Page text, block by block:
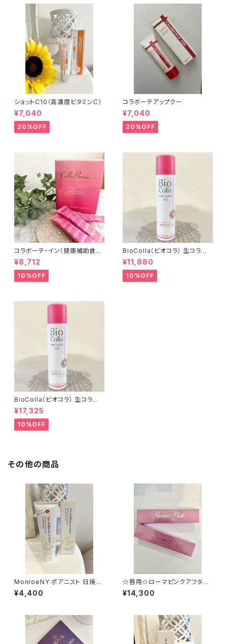
ショットC10（高濃度ビタミンC）
¥7,040
20%OFF
コラボーテアップクー
¥7,040
20%OFF
コラボーテ・イン（健康補助食
品・サプリメント）2g × 30包
¥8,712
10%OFF
BioColla（ビオコラ） 生コラー
ゲンミストマスク365 50ml
¥11,880
10%OFF
BioColla（ビオコラ） 生コラー
ゲンミストマスク365 75ml
¥17,325
10%OFF
その他の商品
MonroeNY ポアニスト 日焼け
止めジェル 50g
¥4,400
☆唇用☆ローマピンクアフター
クリーム
¥14,300